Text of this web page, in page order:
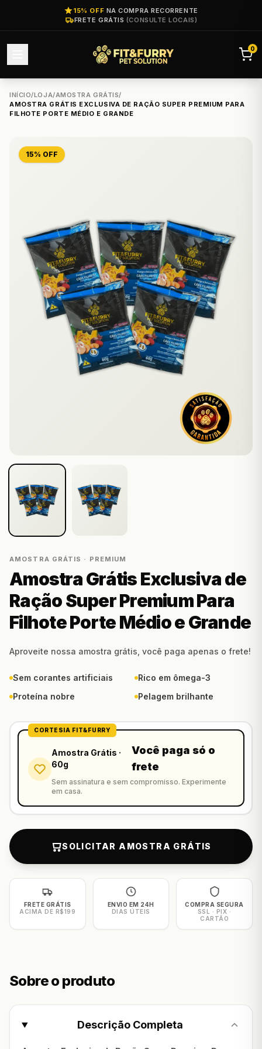
15% OFF NA COMPRA RECORRENTE
FRETE GRÁTIS (CONSULTE LOCAIS)
0
INÍCIO/LOJA/AMOSTRA GRÁTIS/
AMOSTRA GRÁTIS EXCLUSIVA DE RAÇÃO SUPER PREMIUM PARA
FILHOTE PORTE MÉDIO E GRANDE
15% OFF
AMOSTRA GRÁTIS · PREMIUM
Amostra Grátis Exclusiva de
Ração Super Premium Para
Filhote Porte Médio e Grande
Aproveite nossa amostra grátis, você paga apenas o frete!
Sem corantes artificiais
Rico em ômega-3
Proteína nobre
Pelagem brilhante
CORTESIA FIT&FURRY
Amostra Grátis ·
60g
Você paga só o
frete
Sem assinatura e sem compromisso. Experimente
em casa.
SOLICITAR AMOSTRA GRÁTIS
FRETE GRÁTIS
ACIMA DE R$199
ENVIO EM 24H
DIAS ÚTEIS
COMPRA SEGURA
SSL · PIX ·
CARTÃO
Sobre o produto
Descrição Completa